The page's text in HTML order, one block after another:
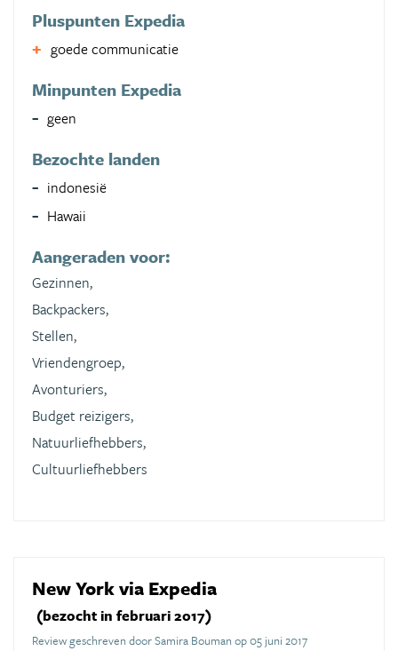
Pluspunten Expedia
goede communicatie
Minpunten Expedia
geen
Bezochte landen
indonesië
Hawaii
Aangeraden voor:
Gezinnen,
Backpackers,
Stellen,
Vriendengroep,
Avonturiers,
Budget reizigers,
Natuurliefhebbers,
Cultuurliefhebbers
New York via Expedia
(bezocht in februari 2017)
Review geschreven door Samira Bouman op 05 juni 2017